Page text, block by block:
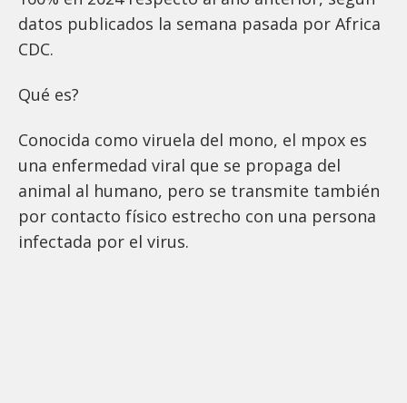
datos publicados la semana pasada por Africa
CDC.
Qué es?
Conocida como viruela del mono, el mpox es
una enfermedad viral que se propaga del
animal al humano, pero se transmite también
por contacto físico estrecho con una persona
infectada por el virus.